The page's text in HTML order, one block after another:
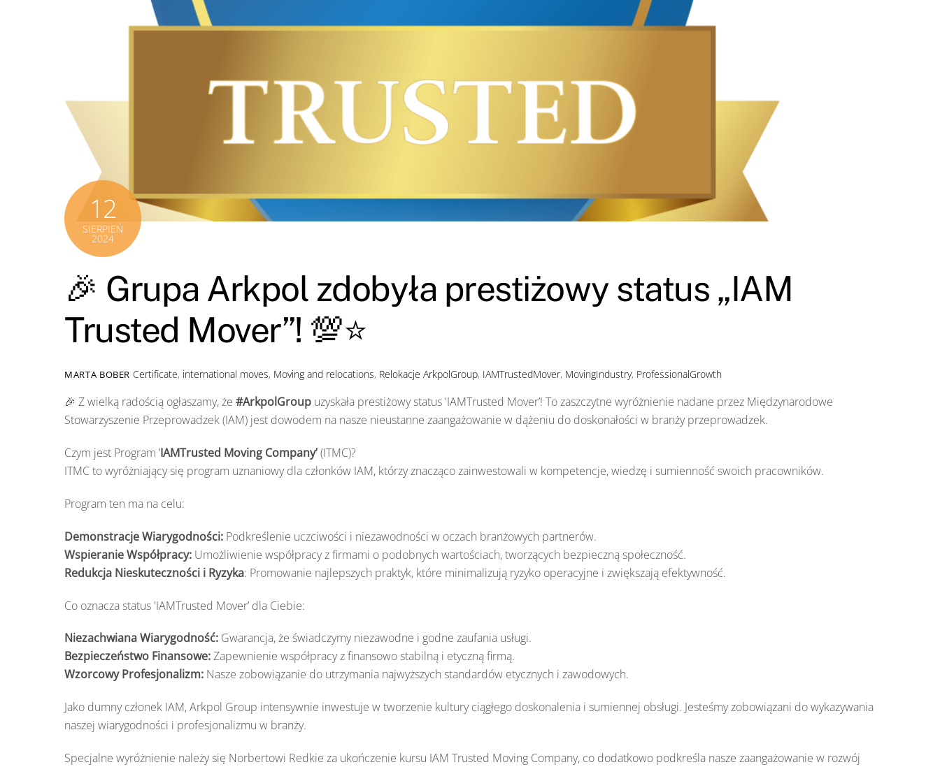
12
SIERPIEŃ
2024
🎉 Grupa Arkpol zdobyła prestiżowy status „IAM
Trusted Mover”! 💯⭐️
MARTA BOBER Certificate, international moves, Moving and relocations, Relokacje ArkpolGroup, IAMTrustedMover, MovingIndustry, ProfessionalGrowth
🎉 Z wielką radością ogłaszamy, że #ArkpolGroup uzyskała prestiżowy status 'IAMTrusted Mover’! To zaszczytne wyróżnienie nadane przez Międzynarodowe
Stowarzyszenie Przeprowadzek (IAM) jest dowodem na nasze nieustanne zaangażowanie w dążeniu do doskonałości w branży przeprowadzek.
Czym jest Program ’IAMTrusted Moving Company’(ITMC)?
ITMC to wyróżniający się program uznaniowy dla członków IAM, którzy znacząco zainwestowali w kompetencje, wiedzę i sumienność swoich pracowników.
Program ten ma na celu:
Demonstracje Wiarygodności: Podkreślenie uczciwości i niezawodności w oczach branżowych partnerów.
Wspieranie Współpracy: Umożliwienie współpracy z firmami o podobnych wartościach, tworzących bezpieczną społeczność.
Redukcja Nieskuteczności i Ryzyka: Promowanie najlepszych praktyk, które minimalizują ryzyko operacyjne i zwiększają efektywność.
Co oznacza status 'IAMTrusted Mover’ dla Ciebie:
Niezachwiana Wiarygodność: Gwarancja, że świadczymy niezawodne i godne zaufania usługi.
Bezpieczeństwo Finansowe:Zapewnienie współpracy z finansowo stabilną i etyczną firmą.
Wzorcowy Profesjonalizm: Nasze zobowiązanie do utrzymania najwyższych standardów etycznych i zawodowych.
Jako dumny członek IAM, Arkpol Group intensywnie inwestuje w tworzenie kultury ciągłego doskonalenia i sumiennej obsługi. Jesteśmy zobowiązani do wykazywania
naszej wiarygodności i profesjonalizmu w branży.
Specjalne wyróżnienie należy się Norbertowi Redkie za ukończenie kursu IAM Trusted Moving Company, co dodatkowo podkreśla nasze zaangażowanie w rozwój